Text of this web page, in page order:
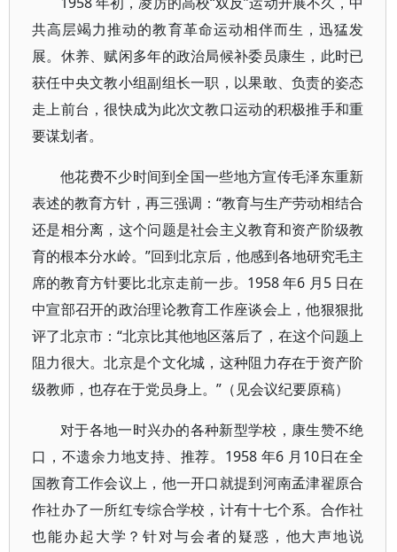
共高层竭力推动的教育革命运动相伴而生，迅猛发
展。休养、赋闲多年的政治局候补委员康生，此时已
获任中央文教小组副组长一职，以果敢、负责的姿态
走上前台，很快成为此次文教口运动的积极推手和重
要谋划者。
他花费不少时间到全国一些地方宣传毛泽东重新
表述的教育方针，再三强调：“教育与生产劳动相结合
还是相分离，这个问题是社会主义教育和资产阶级教
育的根本分水岭。”回到北京后，他感到各地研究毛主
席的教育方针要比北京走前一步。1958 年6 月5 日在
中宣部召开的政治理论教育工作座谈会上，他狠狠批
评了北京市：“北京比其他地区落后了，在这个问题上
阻力很大。北京是个文化城，这种阻力存在于资产阶
级教师，也存在于党员身上。”（见会议纪要原稿）
对于各地一时兴办的各种新型学校，康生赞不绝
口，不遗余力地支持、推荐。1958 年6 月10日在全
国教育工作会议上，他一开口就提到河南孟津翟原合
作社办了一所红专综合学校，计有十七个系。合作社
也能办起大学？针对与会者的疑惑，他大声地说